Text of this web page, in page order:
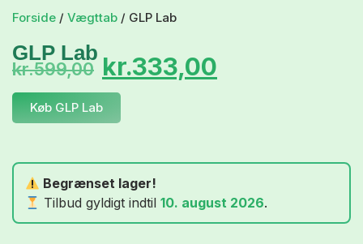
Forside / Vægttab / GLP Lab
GLP Lab
kr.599,00 kr.333,00
Køb GLP Lab
Begrænset lager!
Tilbud gyldigt indtil10. august 2026.